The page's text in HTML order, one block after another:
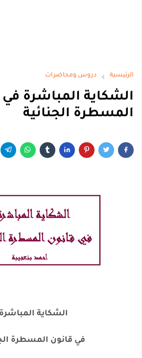
الرئيسية دروس ومحاضرات
الشكاية المباشرة في
المسطرة الجنائية
الشكاية المباشرة
في قانون المسطرة